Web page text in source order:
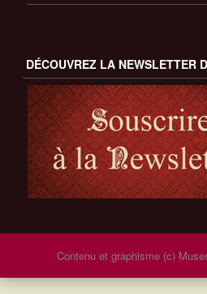
DÉCOUVREZ LA NEWSLETTER
Contenu et graphisme (c)